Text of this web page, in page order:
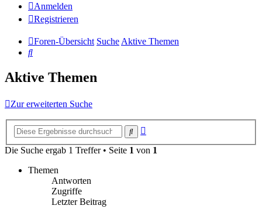
Anmelden
Registrieren
Foren-Übersicht SucheAktive Themen
Suche
Aktive Themen
Zur erweiterten Suche
Suche
Die Suche ergab 1 Treffer • Seite 1 von 1
Themen
Antworten
Zugriffe
Letzter Beitrag